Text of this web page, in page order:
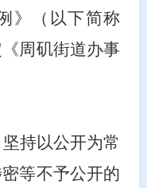
》（以下简称
周矶街道办事
持以公开为常
等不予公开的